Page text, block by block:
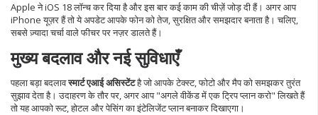
Apple ने iOS 18 लॉन्च कर दिया है और इस बार कई काम की चीज़ें जोड़ दी हैं। अगर आप
iPhone यूज़र हैं तो ये अपडेट आपके फोन को तेज, सुरक्षित और समझदार बनाता है। चलिए,
सबसे ज़्यादा चर्चा वाले फीचर पर नज़र डालते हैं।
मुख्य बदलाव और नई सुविधाएँ
पहला बड़ा बदलावस्मार्ट एआई असिस्टेंटहै जो आपके टेक्स्ट, फोटो और मैप को समझकर तुरंत
सुझाव देता है। उदाहरण के तौर पर, अगर आप "अगले वीकेंड में एक ट्रिप प्लान करो" लिखते हैं
तो यह आपको रूट, होटल और पेसिंग का इंटेलिजेंट प्लान बनाकर दिखाएगा।